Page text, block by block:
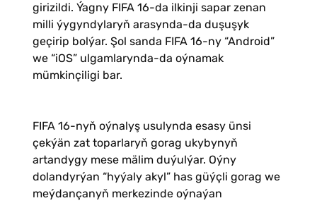
girizildi. Ýagny FIFA 16-da ilkinji sapar zenan
milli ýygyndylaryň arasynda-da duşuşyk
geçirip bolýar. Şol sanda FIFA 16-ny “Android”
we “iOS” ulgamlarynda-da oýnamak
mümkinçiligi bar.
FIFA 16-nyň oýnalyş usulynda esasy ünsi
çekýän zat toparlaryň gorag ukybynyň
artandygy mese mälim duýulýar. Oýny
dolandyrýan “hyýaly akyl” has güýçli gorag we
meýdançanyň merkezinde oýnaýan